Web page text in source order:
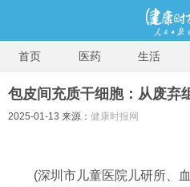
首页 医药 生活
包皮间充质干细胞：从废弃
2025-01-13 来源： 健康时报网
(深圳市儿童医院儿研所、